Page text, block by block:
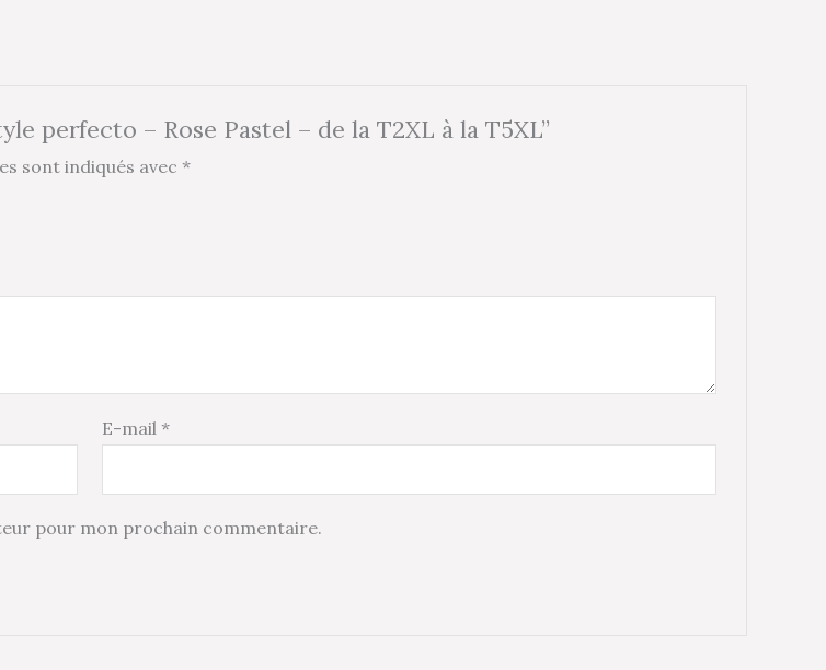
perfecto – Rose Pastel – de la T2XL à la T5XL”
sont indiqués avec *
E-mail*
pour mon prochain commentaire.